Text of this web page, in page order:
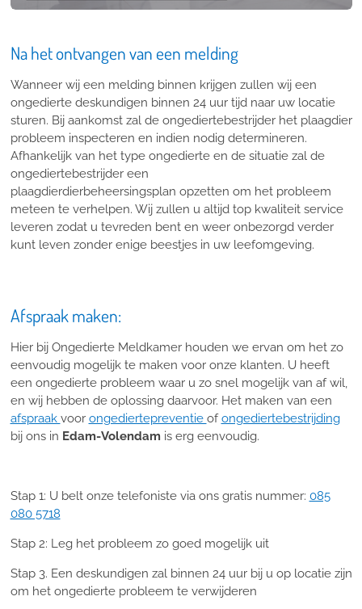
Na het ontvangen van een melding
Wanneer wij een melding binnen krijgen zullen wij een
ongedierte deskundigen binnen 24 uur tijd naar uw locatie
sturen. Bij aankomst zal de ongediertebestrijder het plaagdier
probleem inspecteren en indien nodig determineren.
Afhankelijk van het type ongedierte en de situatie zal de
ongediertebestrijder een
plaagdierdierbeheersingsplan opzetten om het probleem
meteen te verhelpen. Wij zullen u altijd top kwaliteit service
leveren zodat u tevreden bent en weer onbezorgd verder
kunt leven zonder enige beestjes in uw leefomgeving.
Afspraak maken:
Hier bij Ongedierte Meldkamer houden we ervan om het zo
eenvoudig mogelijk te maken voor onze klanten. U heeft
een ongedierte probleem waar u zo snel mogelijk van af wil,
en wij hebben de oplossing daarvoor. Het maken van een
afspraak voor ongediertepreventie ofongediertebestrijding
bij ons in Edam-Volendam is erg eenvoudig.
Stap 1: U belt onze telefoniste via ons gratis nummer: 085
080 5718
Stap 2: Leg het probleem zo goed mogelijk uit
Stap 3. Een deskundigen zal binnen 24 uur bij u op locatie zijn
om het ongedierte probleem te verwijderen